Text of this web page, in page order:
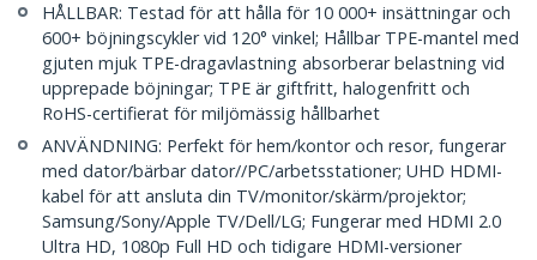
HÅLLBAR: Testad för att hålla för 10 000+ insättningar och
600+ böjningscykler vid 120° vinkel; Hållbar TPE-mantel med
gjuten mjuk TPE-dragavlastning absorberar belastning vid
upprepade böjningar; TPE är giftfritt, halogenfritt och
RoHS-certifierat för miljömässig hållbarhet
ANVÄNDNING: Perfekt för hem/kontor och resor, fungerar
med dator/bärbar dator//PC/arbetsstationer; UHD HDMI-
kabel för att ansluta din TV/monitor/skärm/projektor;
Samsung/Sony/Apple TV/Dell/LG; Fungerar med HDMI 2.0
Ultra HD, 1080p Full HD och tidigare HDMI-versioner